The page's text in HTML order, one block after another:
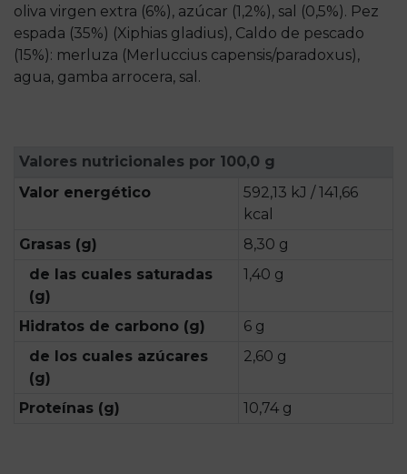
oliva virgen extra (6%), azúcar (1,2%), sal (0,5%). Pez
espada (35%) (Xiphias gladius), Caldo de pescado
(15%): merluza (Merluccius capensis/paradoxus),
agua, gamba arrocera, sal.
Valores nutricionales por 100,0 g
Valor energético
592,13 kJ / 141,66
kcal
Grasas (g)
8,30 g
de las cuales saturadas
(g)
1,40 g
Hidratos de carbono (g)
6 g
de los cuales azúcares
(g)
2,60 g
Proteínas (g) 10,74 g